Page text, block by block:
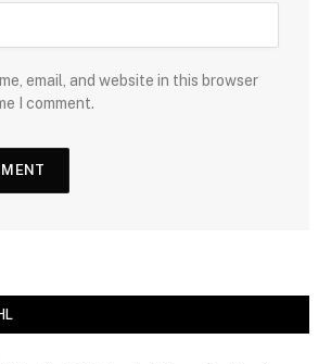
email, and website in this browser
I comment.